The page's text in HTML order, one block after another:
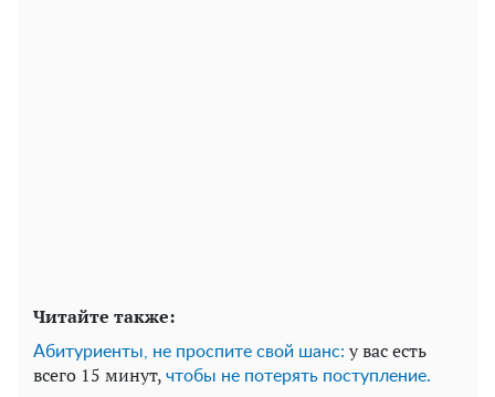
Читайте также:
Абитуриенты, не проспите свой шанс: у вас есть
всего 15 минут, чтобы не потерять поступление.